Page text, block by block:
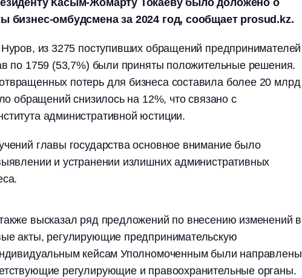
Касым-Жомарту Токаеву было доложено о
бизнес-омбудсмена за 2024 год, сообщает prosud.kz.
из 3275 поступивших обращений предпринимателей
по 1759 (53,7%) были приняты положительные решения.
потерь для бизнеса составила более 20 млрд
обращений снизилось на 12%, что связано с
административной юстиции.
главы государства основное внимание было
и устранении излишних административных
высказал ряд предложений по внесению изменений в
акты, регулирующие предпринимательскую
кейсам Уполномоченным были направлены
регулирующие и правоохранительные органы.